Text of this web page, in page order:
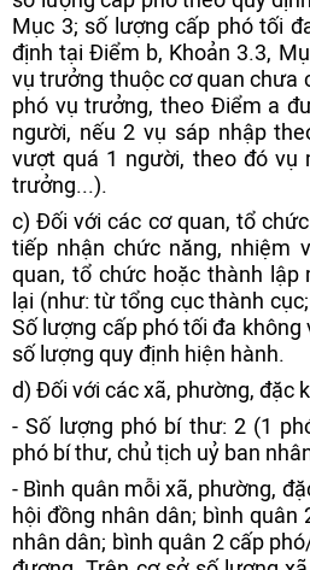
Mục 3; số lượng cấp phó tối
định tại Điểm b, Khoản 3.3,
vụ trưởng thuộc cơ quan chưa
phó vụ trưởng, theo Điểm a
người, nếu 2 vụ sáp nhập
vượt quá 1 người, theo đó vụ
trưởng...).
c) Đối với các cơ quan, tổ
tiếp nhận chức năng, nhiệm
quan, tổ chức hoặc thành
lại (như: từ tổng cục thành
Số lượng cấp phó tối đa
số lượng quy định hiện hành.
d) Đối với các xã, phường, đặc
- Số lượng phó bí thư: 2 (1
phó bí thư, chủ tịch uỷ ban
- Bình quân mỗi xã, phường,
hội đồng nhân dân; bình quân
nhân dân; bình quân 2 cấp